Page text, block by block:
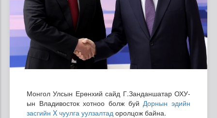
Монгол Улсын Ерөнхий сайд Г.Занданшатар ОХУ-
ын Владивосток хотноо болж буй Дорнын эдийн
засгийн X чуулга уулзалтад оролцож байна.